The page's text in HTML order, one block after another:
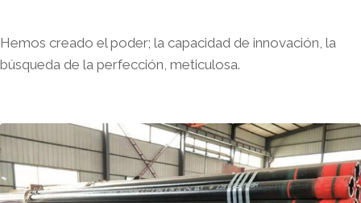
Hemos creado el poder; la capacidad de innovación, la
búsqueda de la perfección, meticulosa.